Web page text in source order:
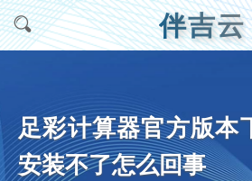
伴吉云
足彩计算器官方版本
安装不了怎么回事